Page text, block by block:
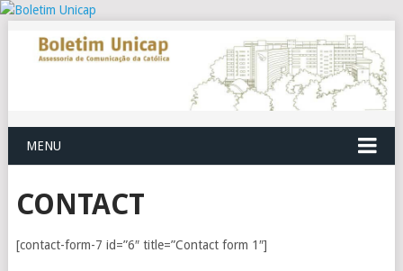
MENU
CONTACT
[contact-form-7 id=”6″ title=”Contact form 1″]